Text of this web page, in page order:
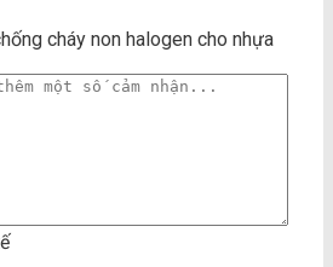
cháy non halogen cho nhựa